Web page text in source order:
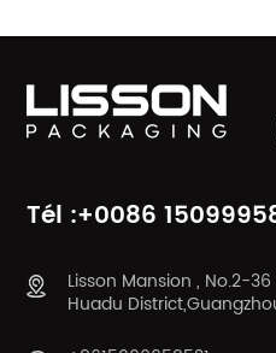
Tél :+0086
Lisson Mansion , No.2-
Huadu